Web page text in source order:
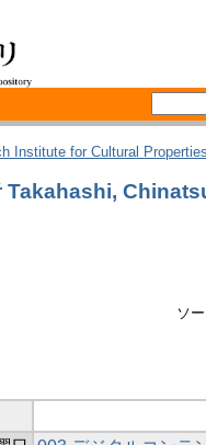
Institute for Cultural
Takahashi,
ソ